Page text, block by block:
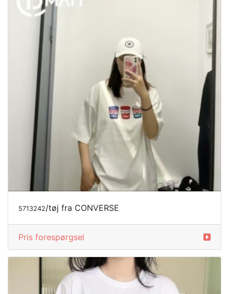
5713242/tøj fra CONVERSE
Pris forespørgsel